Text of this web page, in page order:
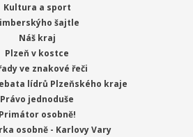
Kultura a sport
šajtle
Náš kraj
Plzeň v kostce
ve znakové řeči
lídrů Plzeňského kraje
Právo jednoduše
Primátor osobně!
osobně - Karlovy Vary